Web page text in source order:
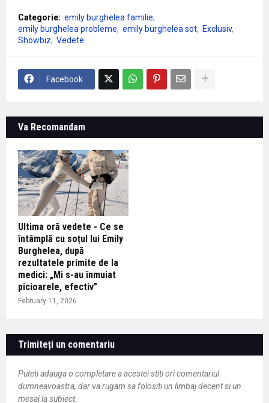
Categorie: emily burghelea familie
emily burghelea probleme
emily burghelea sot Exclusiv
Showbiz
Vedete
Facebook
Va Recomandam
Ultima oră vedete - Ce se
întâmplă cu soțul lui Emily
Burghelea, după
rezultatele primite de la
medici: „Mi s-au înmuiat
picioarele, efectiv”
February 11, 2026
Trimiteți un comentariu
Puteti adauga o completare a acestei stiti ori comentariul
dumneavoastra, dar va rugam sa folositi un limbaj decent si un
mesaj la subiect.